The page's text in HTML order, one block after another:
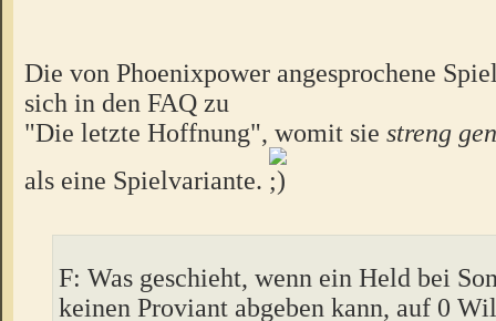
Die von Phoenixpower angesprochene
sich in den FAQ zu
"Die letzte Hoffnung", womit sie streng
als eine Spielvariante.
F: Was geschieht, wenn ein Held bei
keinen Proviant abgeben kann, auf 0